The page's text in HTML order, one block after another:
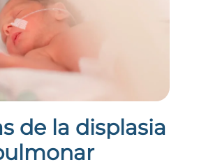
de la displasia